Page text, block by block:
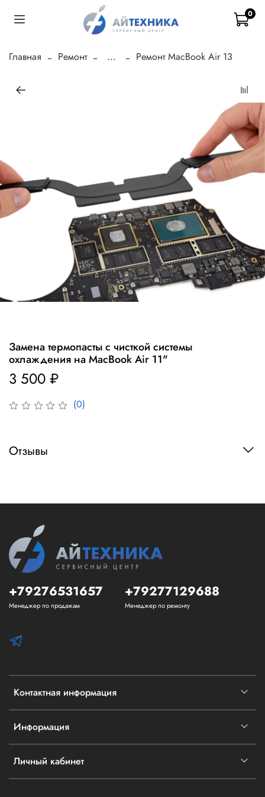
0
Главная Ремонт ... Ремонт MacBook Air 13
(0)
Замена термопасты с чисткой системы
охлаждения на MacBook Air 11"
3 500 ₽
Отзывы
Контактная информация
Информация
Личный кабинет
+79276531657
Менеджер по продажам
+79277129688
Менеджер по ремонту